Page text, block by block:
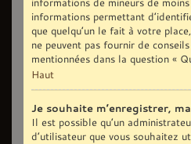
informations permettant
que quelqu’un le fait à votre
ne peuvent pas fournir de
mentionnées dans la question «
Haut
Je souhaite m’enregistrer,
Il est possible qu’un
d’utilisateur que vous souhaitez